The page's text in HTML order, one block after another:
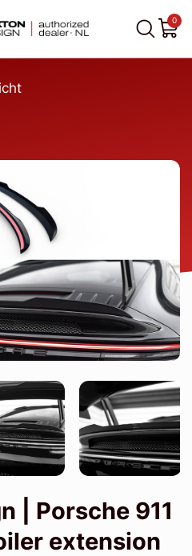
0
| Porsche 911
extension